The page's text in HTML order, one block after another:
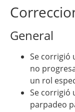
General
Se corrigió
no
un rol
Se corrigió
parpadeo